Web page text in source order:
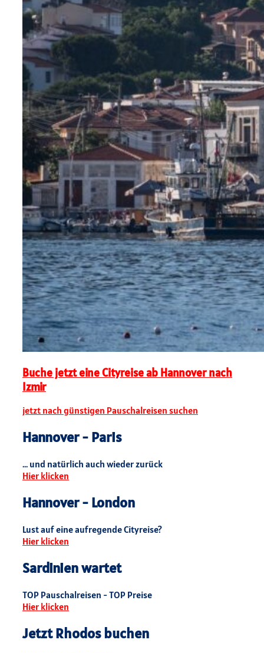
Buche jetzt eine Cityreise ab Hannover nach
Izmir
jetzt nach günstigen Pauschalreisen suchen
Hannover - Paris
... und natürlich auch wieder zurück
Hier klicken
Hannover - London
Lust auf eine aufregende Cityreise?
Hier klicken
Sardinien wartet
TOP Pauschalreisen - TOP Preise
Hier klicken
Jetzt Rhodos buchen